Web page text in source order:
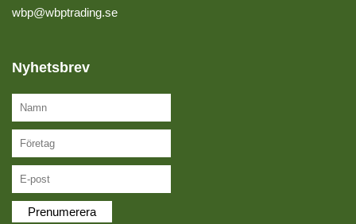
wbp@wbptrading.se
Nyhetsbrev
Prenumerera